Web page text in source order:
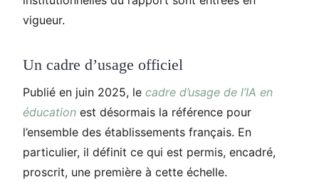
vigueur.
Un cadre d’usage officiel
Publié en juin 2025, le cadre d’usage de l’IA en
éducation est désormais la référence pour
l’ensemble des établissements français. En
particulier, il définit ce qui est permis, encadré,
proscrit, une première à cette échelle.